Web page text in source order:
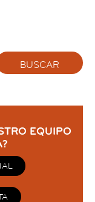
EQUIPO